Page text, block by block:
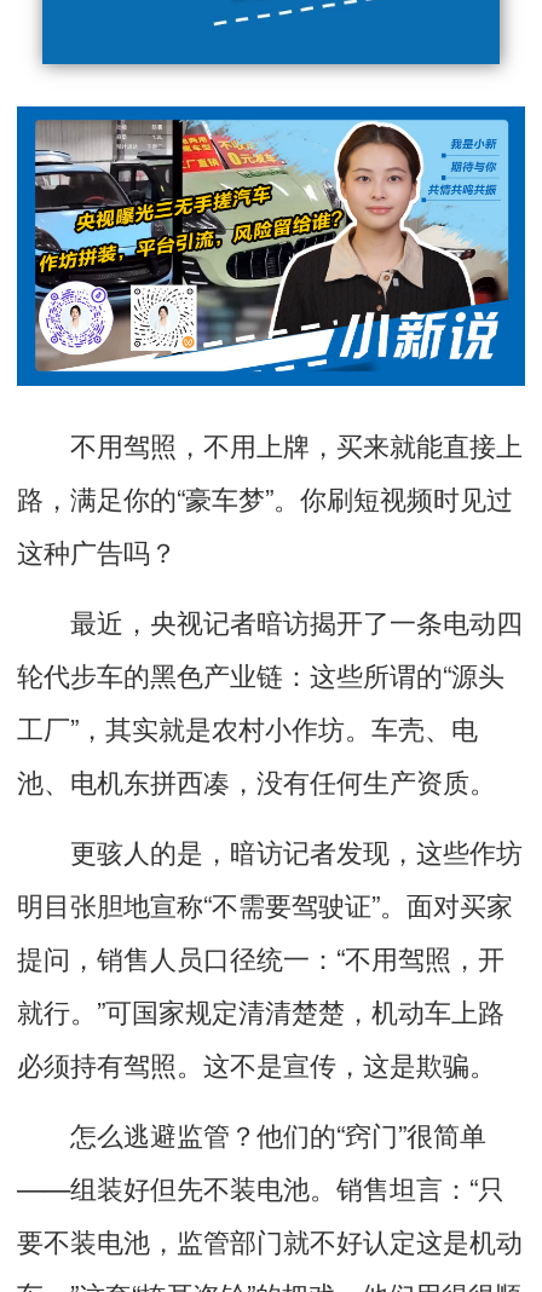
不用驾照，不用上牌，买来就能直接上
路，满足你的“豪车梦”。你刷短视频时见过
这种广告吗？
最近，央视记者暗访揭开了一条电动四
轮代步车的黑色产业链：这些所谓的“源头
工厂”，其实就是农村小作坊。车壳、电
池、电机东拼西凑，没有任何生产资质。
更骇人的是，暗访记者发现，这些作坊
明目张胆地宣称“不需要驾驶证”。面对买家
提问，销售人员口径统一：“不用驾照，开
就行。”可国家规定清清楚楚，机动车上路
必须持有驾照。这不是宣传，这是欺骗。
怎么逃避监管？他们的“窍门”很简单
——组装好但先不装电池。销售坦言：“只
要不装电池，监管部门就不好认定这是机动